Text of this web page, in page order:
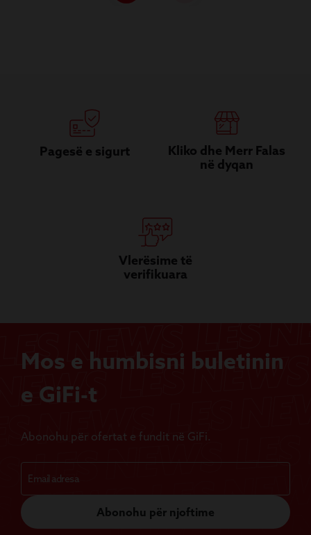
Pagesë e sigurt
Kliko dhe Merr Falas
në dyqan
Vlerësime të
verifikuara
Mos e humbisni buletinin
e GiFi-t
Abonohu për ofertat e fundit në GiFi.
Abonohu për njoftime